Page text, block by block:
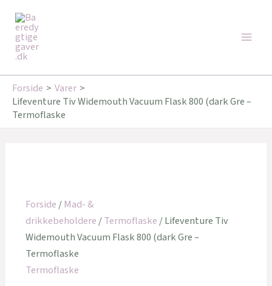
indholdet
Forside
Varer
Lifeventure Tiv Widemouth Vacuum Flask 800 (dark Gre –
Termoflaske
Forside/Mad- &
drikkebeholdere/Termoflaske/ Lifeventure Tiv
Widemouth Vacuum Flask 800 (dark Gre –
Termoflaske
Termoflaske
Tilbud!
Tilbud!
169,00 kr..135,20 kr..
Tilbud!
Tilbud!
349,95 kr..246,00 kr..